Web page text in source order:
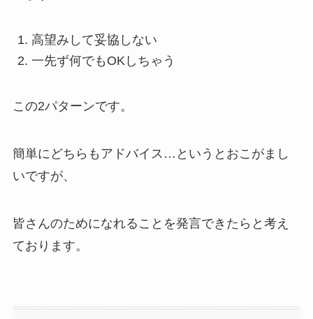
高望みして妥協しない
一先ず何でもOKしちゃう
この2パターンです。
簡単にどちらもアドバイス…というとおこがまし
いですが、
皆さんのためになれることを発言できたらと考え
ております。